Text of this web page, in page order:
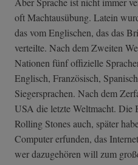
oft Machtausübung. Latein
das vom Englischen, das das
verteilte. Nach dem Zweiten
Nationen fünf offizielle
Englisch, Französisch,
Siegersprachen. Nach dem
USA die letzte Weltmacht. Die
Rolling Stones auch, später
Computer erfunden, das
wer dazugehören will zum